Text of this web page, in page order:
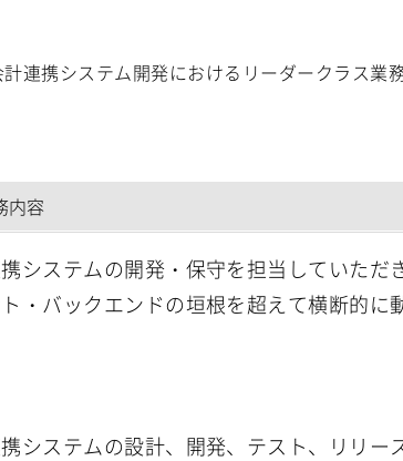
連携システム開発におけるリーダークラス業
内容
システムの開発・保守を担当していただ
・バックエンドの垣根を超えて横断的に
システムの設計、開発、テスト、リリー